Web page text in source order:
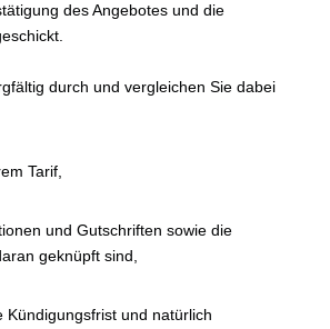
des Angebotes und die
durch und vergleichen Sie dabei
Tarif,
und Gutschriften sowie die
geknüpft sind,
Kündigungsfrist und natürlich